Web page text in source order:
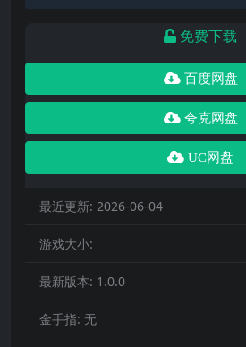
免费下载
百度网盘
夸克网盘
UC网盘
最近更新: 2026-06-04
游戏大小:
最新版本: 1.0.0
金手指: 无